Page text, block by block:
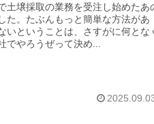
土壌採取の業務を受注し始めたあ
た。たぶんもっと簡単な方法があ
いということは、さすがに何とな
やろうぜって決め...